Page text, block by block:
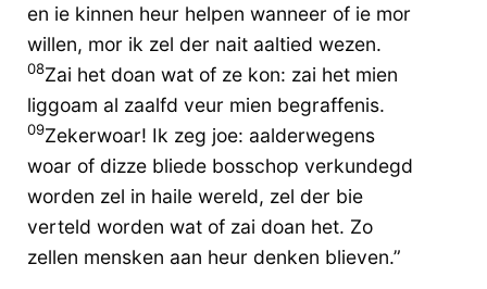
en ie kinnen heur helpen wanneer of ie mor
willen, mor ik zel der nait aaltied wezen.
08Zai het doan wat of ze kon: zai het mien
liggoam al zaalfd veur mien begraffenis.
09Zekerwoar! Ik zeg joe: aalderwegens
woar of dizze bliede bosschop verkundegd
worden zel in haile wereld, zel der bie
verteld worden wat of zai doan het. Zo
zellen mensken aan heur denken blieven.”